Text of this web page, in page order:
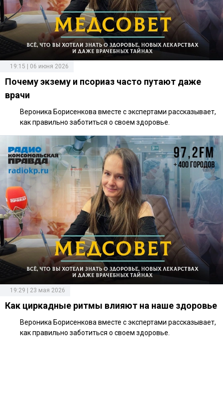
19:15 | 06 июня 2026
Почему экзему и псориаз часто путают даже
врачи
Вероника Борисенкова вместе с экспертами рассказывает,
как правильно заботиться о своем здоровье.
19:29 | 23 мая 2026
Как циркадные ритмы влияют на наше здоровье
Вероника Борисенкова вместе с экспертами рассказывает,
как правильно заботиться о своем здоровье.